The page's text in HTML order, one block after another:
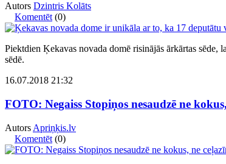
Autors Dzintris Kolāts
Komentēt (0)
Piektdien Ķekavas novada domē risinājās ārkārtas
sēdē.
16.07.2018 21:32
FOTO: Negaiss Stopiņos nesaudzē ne
Autors Apriņķis.lv
Komentēt (0)